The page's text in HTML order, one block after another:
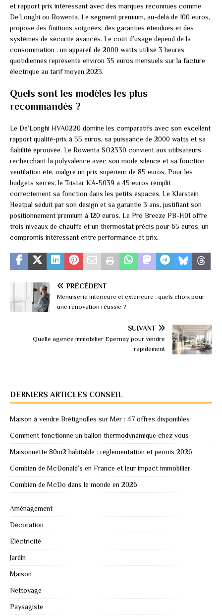
et rapport prix intéressant avec des marques reconnues comme
De’Longhi ou Rowenta. Le segment premium, au-delà de 100 euros,
propose des finitions soignées, des garanties étendues et des
systèmes de sécurité avancés. Le coût d’usage dépend de la
consommation : un appareil de 2000 watts utilisé 3 heures
quotidiennes représente environ 35 euros mensuels sur la facture
électrique au tarif moyen 2023.
Quels sont les modèles les plus
recommandés ?
Le De’Longhi HVA0220 domine les comparatifs avec son excellent
rapport qualité-prix à 55 euros, sa puissance de 2000 watts et sa
fiabilité éprouvée. Le Rowenta SO2330 convient aux utilisateurs
recherchant la polyvalence avec son mode silence et sa fonction
ventilation été, malgré un prix supérieur de 85 euros. Pour les
budgets serrés, le Tristar KA-5039 à 45 euros remplit
correctement sa fonction dans les petits espaces. Le Klarstein
Heatpal séduit par son design et sa garantie 3 ans, justifiant son
positionnement premium à 120 euros. Le Pro Breeze PB-H01 offre
trois niveaux de chauffe et un thermostat précis pour 65 euros, un
compromis intéressant entre performance et prix.
PRÉCÉDENT
Menuiserie intérieure et extérieure : quels choix pour
une rénovation réussie ?
SUIVANT
Quelle agence immobilier Epernay pour vendre
rapidement
DERNIERS ARTICLES CONSEIL
Maison à vendre Brétignolles sur Mer : 47 offres disponibles
Comment fonctionne un ballon thermodynamique chez vous
Maisonnette 80m2 habitable : réglementation et permis 2026
Combien de McDonald’s en France et leur impact immobilier
Combien de McDo dans le monde en 2026
Aménagement
Décoration
Eléctricité
Jardin
Maison
Nettoyage
Paysagiste